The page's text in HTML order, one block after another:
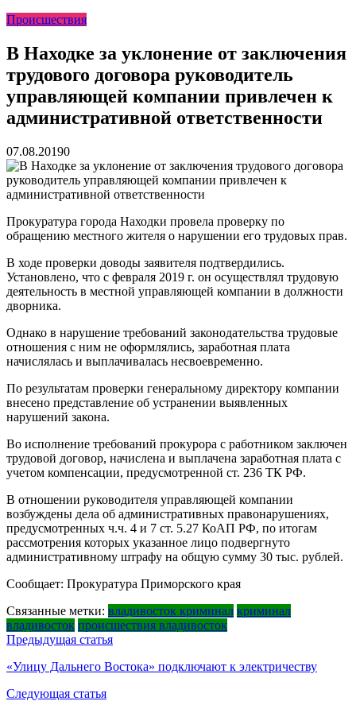
Происшествия
В Находке за уклонение от заключения
трудового договора руководитель
управляющей компании привлечен к
административной ответственности
07.08.20190
Прокуратура города Находки провела проверку по
обращению местного жителя о нарушении его трудовых прав.
В ходе проверки доводы заявителя подтвердились.
Установлено, что с февраля 2019 г. он осуществлял трудовую
деятельность в местной управляющей компании в должности
дворника.
Однако в нарушение требований законодательства трудовые
отношения с ним не оформлялись, заработная плата
начислялась и выплачивалась несвоевременно.
По результатам проверки генеральному директору компании
внесено представление об устранении выявленных
нарушений закона.
Во исполнение требований прокурора с работником заключен
трудовой договор, начислена и выплачена заработная плата с
учетом компенсации, предусмотренной ст. 236 ТК РФ.
В отношении руководителя управляющей компании
возбуждены дела об административных правонарушениях,
предусмотренных ч.ч. 4 и 7 ст. 5.27 КоАП РФ, по итогам
рассмотрения которых указанное лицо подвергнуто
административному штрафу на общую сумму 30 тыс. рублей.
Сообщает: Прокуратура Приморского края
Связанные метки: владивосток криминал криминал
владивосток происшествия владивосток
Навигация
по
записям
Предыдущая статья
«Улицу Дальнего Востока» подключают к электричеству
Следующая статья